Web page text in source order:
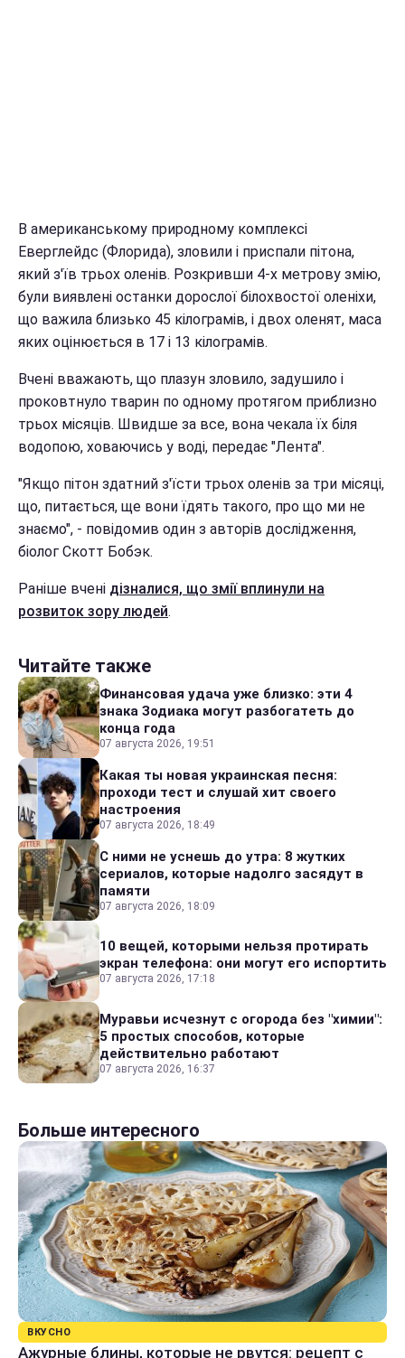
В американському природному комплексі
Еверглейдс (Флорида), зловили і приспали пітона,
який з'їв трьох оленів. Розкривши 4-х метрову змію,
були виявлені останки дорослої білохвостої оленіхи,
що важила близько 45 кілограмів, і двох оленят, маса
яких оцінюється в 17 і 13 кілограмів.
Вчені вважають, що плазун зловило, задушило і
проковтнуло тварин по одному протягом приблизно
трьох місяців. Швидше за все, вона чекала їх біля
водопою, ховаючись у воді, передає "Лента".
"Якщо пітон здатний з'їсти трьох оленів за три місяці,
що, питається, ще вони їдять такого, про що ми не
знаємо", - повідомив один з авторів дослідження,
біолог Скотт Бобэк.
Раніше вчені дізналися, що змії вплинули на
розвиток зору людей.
Читайте также
Финансовая удача уже близко: эти 4
знака Зодиака могут разбогатеть до
конца года
07 августа 2026, 19:51
Какая ты новая украинская песня:
проходи тест и слушай хит своего
настроения
07 августа 2026, 18:49
С ними не уснешь до утра: 8 жутких
сериалов, которые надолго засядут в
памяти
07 августа 2026, 18:09
10 вещей, которыми нельзя протирать
экран телефона: они могут его испортить
07 августа 2026, 17:18
Муравьи исчезнут с огорода без "химии":
5 простых способов, которые
действительно работают
07 августа 2026, 16:37
Больше интересного
ВКУСНО
Ажурные блины, которые не рвутся: рецепт с